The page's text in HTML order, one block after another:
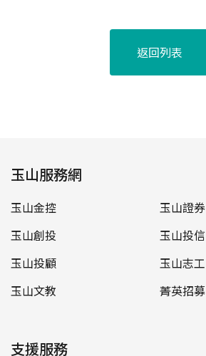
返回列表
玉山服務網
玉山金控
玉山證券
玉山創投
玉山投信
玉山投顧
玉山志工
玉山文教
菁英招募
支援服務